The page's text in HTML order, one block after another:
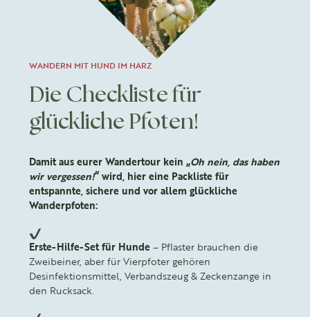
WANDERN MIT HUND IM HARZ
Die Checkliste für
glückliche Pfoten!
Damit aus eurer Wandertour kein „Oh nein, das haben
wir vergessen!“ wird, hier eine Packliste für
entspannte, sichere und vor allem glückliche
Wanderpfoten:
Erste-Hilfe-Set für Hunde – Pflaster brauchen die
Zweibeiner, aber für Vierpfoter gehören
Desinfektionsmittel, Verbandszeug & Zeckenzange in
den Rucksack.